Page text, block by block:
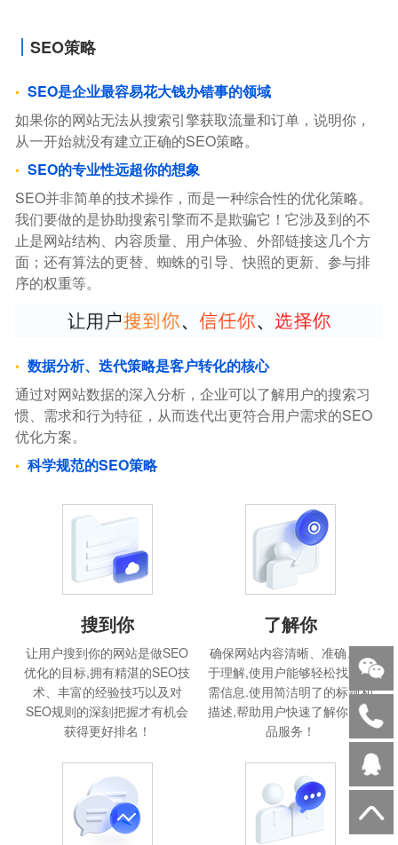
SEO策略
SEO是企业最容易花大钱办错事的领域
如果你的网站无法从搜索引擎获取流量和订单，说明你，
从一开始就没有建立正确的SEO策略。
SEO的专业性远超你的想象
SEO并非简单的技术操作，而是一种综合性的优化策略。
我们要做的是协助搜索引擎而不是欺骗它！它涉及到的不
止是网站结构、内容质量、用户体验、外部链接这几个方
面；还有算法的更替、蜘蛛的引导、快照的更新、参与排
序的权重等。
数据分析、迭代策略是客户转化的核心
通过对网站数据的深入分析，企业可以了解用户的搜索习
惯、需求和行为特征，从而迭代出更符合用户需求的SEO
优化方案。
科学规范的SEO策略
搜到你
让用户搜到你的网站是做SEO
优化的目标,拥有精湛的SEO技
术、丰富的经验技巧以及对
SEO规则的深刻把握才有机会
获得更好排名！
了解你
确保网站内容清晰、准确、易
于理解,使用户能够轻松找到所
需信息.使用简洁明了的标题和
描述,帮助用户快速了解你的产
品服务！